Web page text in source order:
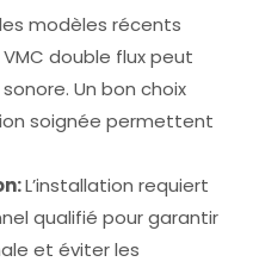
modèles récents
double flux peut
Un bon choix
soignée permettent
L’installation requiert
qualifié pour garantir
et éviter les